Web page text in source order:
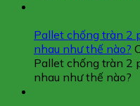
Pallet chống tràn 2
nhau như thế nào?
Pallet chống tràn 2
nhau như thế nào?